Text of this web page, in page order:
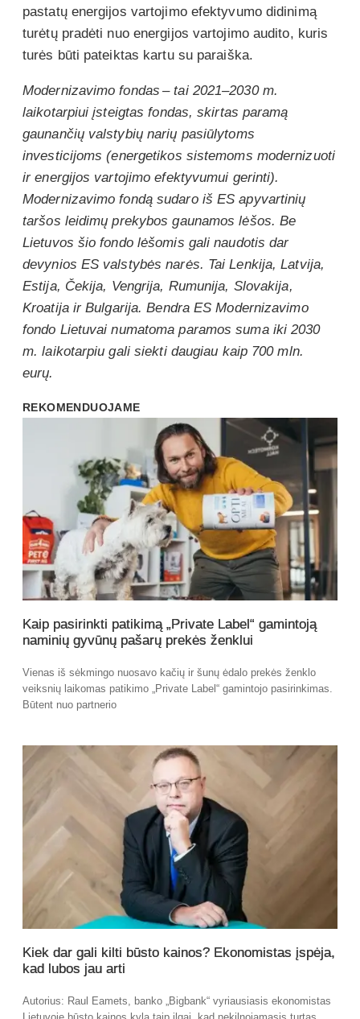
pastatų energijos vartojimo efektyvumo didinimą
turėtų pradėti nuo energijos vartojimo audito, kuris
turės būti pateiktas kartu su paraiška.
Modernizavimo fondas – tai 2021–2030 m.
laikotarpiui įsteigtas fondas, skirtas paramą
gaunančių valstybių narių pasiūlytoms
investicijoms (energetikos sistemoms modernizuoti
ir energijos vartojimo efektyvumui gerinti).
Modernizavimo fondą sudaro iš ES apyvartinių
taršos leidimų prekybos gaunamos lėšos. Be
Lietuvos šio fondo lėšomis gali naudotis dar
devynios ES valstybės narės. Tai Lenkija, Latvija,
Estija, Čekija, Vengrija, Rumunija, Slovakija,
Kroatija ir Bulgarija. Bendra ES Modernizavimo
fondo Lietuvai numatoma paramos suma iki 2030
m. laikotarpiu gali siekti daugiau kaip 700 mln.
eurų.
REKOMENDUOJAME
Kaip pasirinkti patikimą „Private Label“ gamintoją
naminių gyvūnų pašarų prekės ženklui
Vienas iš sėkmingo nuosavo kačių ir šunų ėdalo prekės ženklo
veiksnių laikomas patikimo „Private Label“ gamintojo pasirinkimas.
Būtent nuo partnerio
Kiek dar gali kilti būsto kainos? Ekonomistas įspėja,
kad lubos jau arti
Autorius: Raul Eamets, banko „Bigbank“ vyriausiasis ekonomistas